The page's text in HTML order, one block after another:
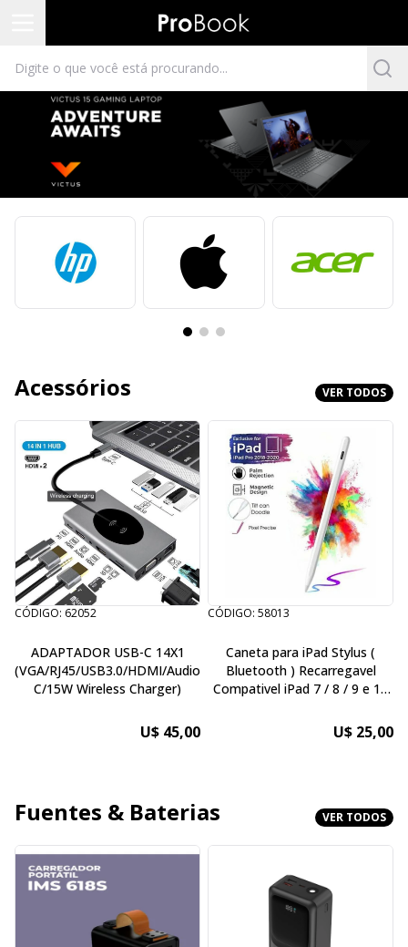
Acessórios VER TODOS
CÓDIGO: 62052
ADAPTADOR USB-C 14X1
(VGA/RJ45/USB3.0/HDMI/Audio3.5mm/MicroSD/USB-
C/15W Wireless Charger)
U$ 45,00
CÓDIGO: 58013
Caneta para iPad Stylus (
Bluetooth ) Recarregavel
Compativel iPad 7 / 8 / 9 e 10
econstar a mao na tela que
nao interfere )
U$ 25,00
Fuentes & Baterias VER TODOS